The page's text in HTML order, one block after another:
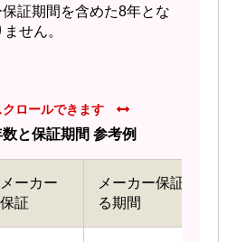
証期間を含めた8年とな
せん。
と保証期間 参考例
メーカー
保証
メーカー保証終了後
る期間